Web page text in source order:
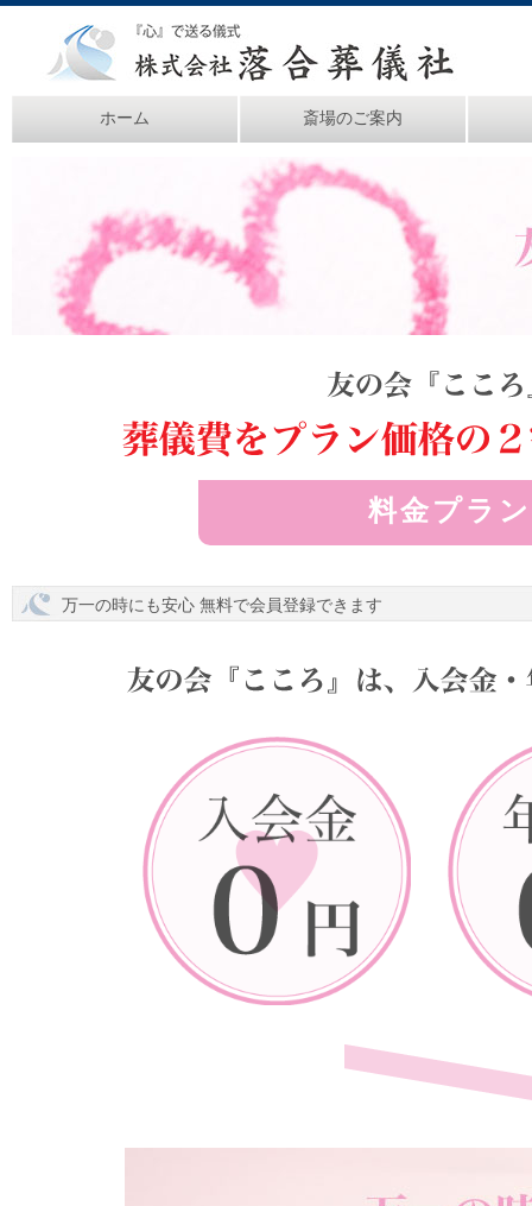
ホーム 斎場のご案内
万一の時にも安心 無料で会員登録できます
料金プラ